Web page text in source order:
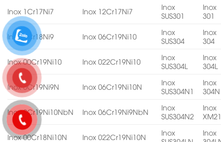
Inox 1Cr17Ni7 Inox 12Cr17Ni7
Inox
SUS301
Inox
301
Inox 0Cr18Ni9 Inox 06Cr19Ni10
Inox
SUS304
Inox
304
Inox 00Cr19Ni10 Inox 022Cr19Ni10
Inox
SUS304L
Inox
304L
Inox 0Cr19Ni9N Inox 06Cr19Ni10N
Inox
SUS304N1
Inox
304N
Inox 0Cr19Ni10NbN Inox 06Cr19Ni9NbN
Inox
SUS304N2
Inox
Inox 00Cr18Ni10N Inox 022Cr19Ni10N
Inox
Inox